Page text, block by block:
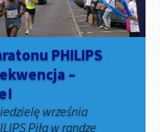
PHILIPS
–
września
Piła w randze